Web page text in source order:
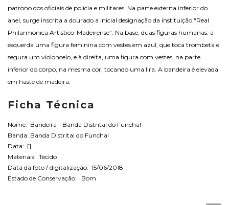
patrono dos oficiais de polícia e militares. Na parte externa inferior do
anel, surge inscrita a dourado a inicial designação da instituição “Real
Philarmonica Artistico-Madeirense”. Na base, duas figuras humanas: à
esquerda uma figura feminina com vestes em azul, que toca trombeta e
segura um violoncelo, e à direita, uma figura com vestes, na parte
inferior do corpo, na mesma cor, tocando uma lira. A bandeira é elevada
em haste de madeira.
Ficha Técnica
Nome: Bandeira - Banda Distrital do Funchal
Banda: Banda Distrital do Funchal
Data: []
Materiais: Tecido
Data da foto / digitalização: 15/06/2018
Estado de Conservação: Bom